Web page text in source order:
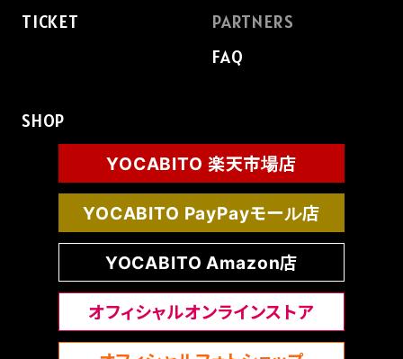
TICKET
PARTNERS
FAQ
SHOP
YOCABITO 楽天市場店
YOCABITO PayPayモール店
YOCABITO Amazon店
オフィシャルオンラインストア